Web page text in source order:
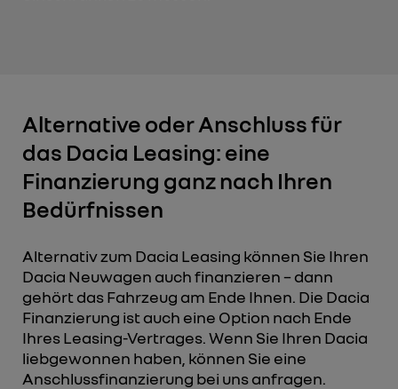
Alternative oder Anschluss für
das Dacia Leasing: eine
Finanzierung ganz nach Ihren
Bedürfnissen
Alternativ zum Dacia Leasing können Sie Ihren
Dacia Neuwagen auch finanzieren – dann
gehört das Fahrzeug am Ende Ihnen. Die Dacia
Finanzierung ist auch eine Option nach Ende
Ihres Leasing-Vertrages. Wenn Sie Ihren Dacia
liebgewonnen haben, können Sie eine
Anschlussfinanzierung bei uns anfragen.